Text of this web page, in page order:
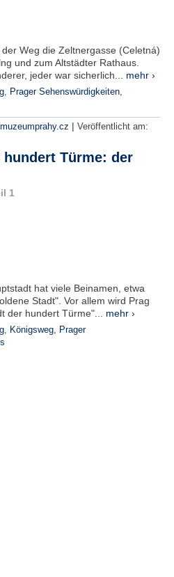
Weg die Zeltnergasse (Celetná)
und zum Altstädter Rathaus.
jeder war sicherlich... mehr ›
, Prager Sehenswürdigkeiten,
| Veröffentlicht am:
Türme: der
1
hat viele Beinamen, etwa
Stadt". Vor allem wird Prag
der hundert Türme"... mehr ›
, Königsweg, Prager